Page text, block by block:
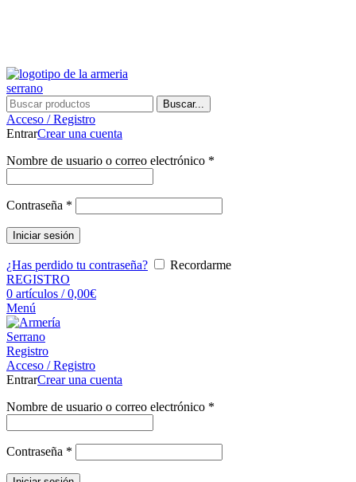
Buscar...
Acceso / Registro
EntrarCrear una cuenta
Nombre de usuario o correo electrónico *
Contraseña *
Iniciar sesión
¿Has perdido tu contraseña?
Recordarme
REGISTRO
0 artículos / 0,00€
Menú
Registro
Acceso / Registro
EntrarCrear una cuenta
Nombre de usuario o correo electrónico *
Contraseña *